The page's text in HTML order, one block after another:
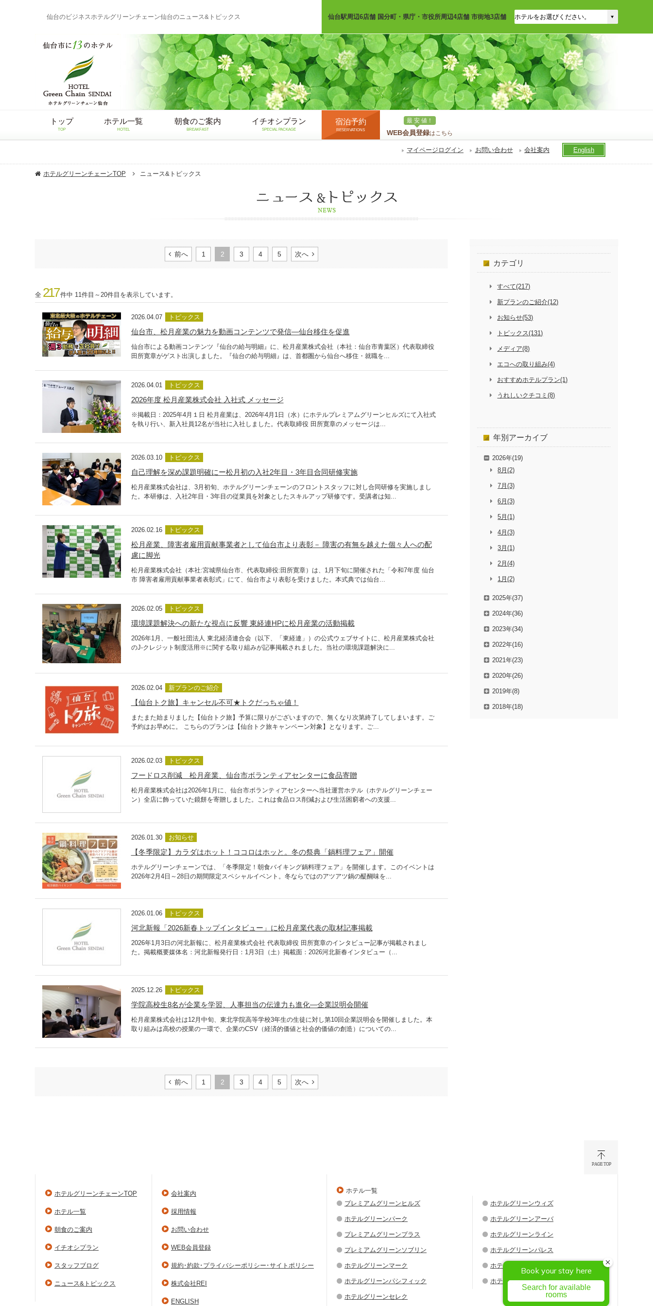
仙台のビジネスホテルグリーンチェーン仙台のニュース&トピックス 仙台駅周辺6店舗 国分町・県庁・市役所周辺4店舗 市街地3店舗
トップ
TOP
ホテル一覧
HOTEL
朝食のご案内
BREAKFAST
イチオシプラン
SPECIAL PACKAGE
宿泊予約
RESERVATIONS
最 安 値！
WEB会員登録はこちら
マイページログイン お問い合わせ 会社案内 English
ホテルグリーンチェーンTOP ニュース&トピックス
前へ 1 2 3 4 5 次へ
全 217件中 11件目～20件目を表示しています。
2026.04.07 トピックス
仙台市、松月産業の魅力を動画コンテンツで発信―仙台移住を促進
仙台市による動画コンテンツ『仙台の給与明細』に、松月産業株式会社（本社：仙台市青葉区）代表取締役
田所寛章がゲスト出演しました。『仙台の給与明細』は、首都圏から仙台へ移住・就職を...
2026.04.01 トピックス
2026年度 松月産業株式会社 入社式 メッセージ
※掲載日：2025年4月１日 松月産業は、2026年4月1日（水）にホテルプレミアムグリーンヒルズにて入社式
を執り行い、新入社員12名が当社に入社しました。代表取締役 田所寛章のメッセージは...
2026.03.10 トピックス
自己理解を深め課題明確にー松月初の入社2年目・3年目合同研修実施
松月産業株式会社は、3月初旬、ホテルグリーンチェーンのフロントスタッフに対し合同研修を実施しまし
た。本研修は、入社2年目・3年目の従業員を対象としたスキルアップ研修です。受講者は知...
2026.02.16 トピックス
松月産業、障害者雇用貢献事業者として仙台市より表彰－ 障害の有無を越えた個々人への配
慮に脚光
松月産業株式会社（本社:宮城県仙台市、代表取締役:田所寛章）は、1月下旬に開催された「令和7年度 仙台
市 障害者雇用貢献事業者表彰式」にて、仙台市より表彰を受けました。本式典では仙台...
2026.02.05 トピックス
環境課題解決への新たな視点に反響 東経連HPに松月産業の活動掲載
2026年1月、一般社団法人 東北経済連合会（以下、「東経連」）の公式ウェブサイトに、松月産業株式会社
のJ-クレジット制度活用※に関する取り組みが記事掲載されました。当社の環境課題解決に...
2026.02.04 新プランのご紹介
【仙台トク旅】キャンセル不可★トクだっちゃ値！
またまた始まりました【仙台トク旅】予算に限りがございますので、無くなり次第終了してしまいます。ご
予約はお早めに。 こちらのプランは【仙台トク旅キャンペーン対象】となります。ご...
2026.02.03 トピックス
フードロス削減 松月産業、仙台市ボランティアセンターに食品寄贈
松月産業株式会社は2026年1月に、仙台市ボランティアセンターへ当社運営ホテル（ホテルグリーンチェー
ン）全店に飾っていた鏡餅を寄贈しました。これは食品ロス削減および生活困窮者への支援...
2026.01.30 お知らせ
【冬季限定】カラダはホット！ココロはホッと。冬の祭典「鍋料理フェア」開催
ホテルグリーンチェーンでは、「冬季限定！朝食バイキング鍋料理フェア」を開催します。このイベントは
2026年2月4日～28日の期間限定スペシャルイベント。冬ならではのアツアツ鍋の醍醐味を...
2026.01.06 トピックス
河北新報「2026新春トップインタビュー」に松月産業代表の取材記事掲載
2026年1月3日の河北新報に、松月産業株式会社 代表取締役 田所寛章のインタビュー記事が掲載されまし
た。掲載概要媒体名：河北新報発行日：1月3日（土）掲載面：2026河北新春インタビュー（...
2025.12.26 トピックス
学院高校生8名が企業を学習、人事担当の伝達力も進化―企業説明会開催
松月産業株式会社は12月中旬、東北学院高等学校3年生の生徒に対し第10回企業説明会を開催しました。本
取り組みは高校の授業の一環で、企業のCSV（経済的価値と社会的価値の創造）についての...
前へ 1 2 3 4 5 次へ
カテゴリ
すべて(217)
新プランのご紹介(12)
お知らせ(53)
トピックス(131)
メディア(8)
エコへの取り組み(4)
おすすめホテルプラン(1)
うれしいクチコミ(8)
年別アーカイブ
2026年(19)
8月(2)
7月(3)
6月(3)
5月(1)
4月(3)
3月(1)
2月(4)
1月(2)
2025年(37)
2024年(36)
2023年(34)
2022年(16)
2021年(23)
2020年(26)
2019年(8)
2018年(18)
ホテルグリーンチェーンTOP
ホテル一覧
朝食のご案内
イチオシプラン
スタッフブログ
ニュース&トピックス
会社案内
採用情報
お問い合わせ
WEB会員登録
規約･約款･プライバシーポリシー･サイトポリシー
株式会社REI
ENGLISH
ホテル一覧
プレミアムグリーンヒルズ
ホテルグリーンパーク
プレミアムグリーンプラス
プレミアムグリーンソブリン
ホテルグリーンマーク
ホテルグリーンパシフィック
ホテルグリーンセレク
ホテルグリーンウィズ
ホテルグリーンアーバ
ホテルグリーンライン
ホテルグリーンパレス
ホテルグリーンシティ
ホテルグリーンウエル